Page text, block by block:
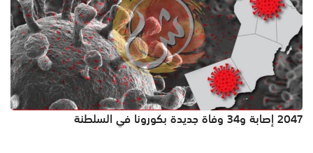
2047 إصابة و34 وفاة جديدة بكورونا في السلطنة